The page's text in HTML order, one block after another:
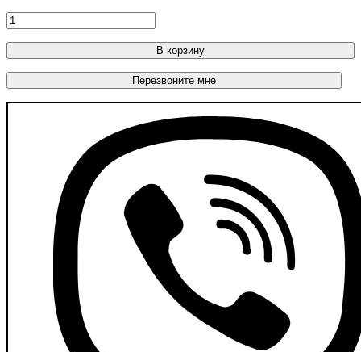
В корзину
Перезвоните мне